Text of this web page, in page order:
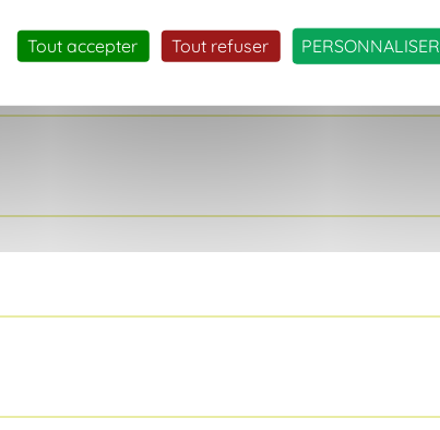
Tout accepter Tout refuser PERSONNALISER